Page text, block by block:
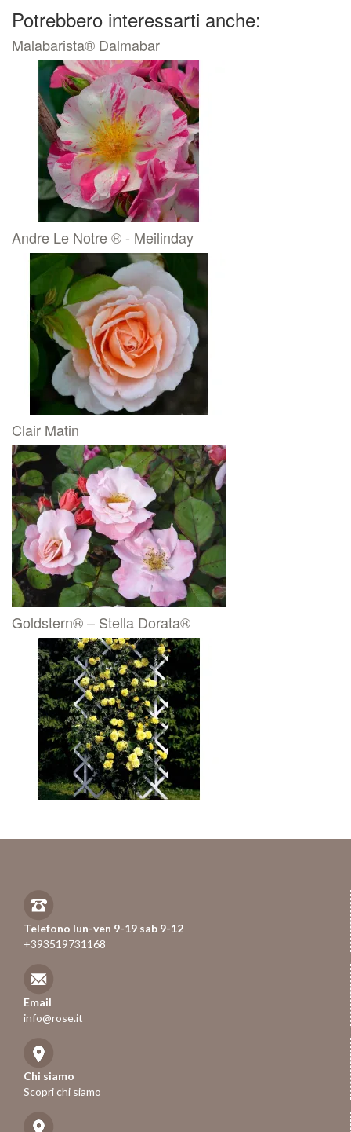
Potrebbero interessarti anche:
Malabarista® Dalmabar
Andre Le Notre ® - Meilinday
Clair Matin
Goldstern® – Stella Dorata®
Telefono lun-ven 9-19 sab 9-12
+393519731168
Email
info@rose.it
Chi siamo
Scopri chi siamo